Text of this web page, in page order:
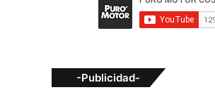
-Publicidad-